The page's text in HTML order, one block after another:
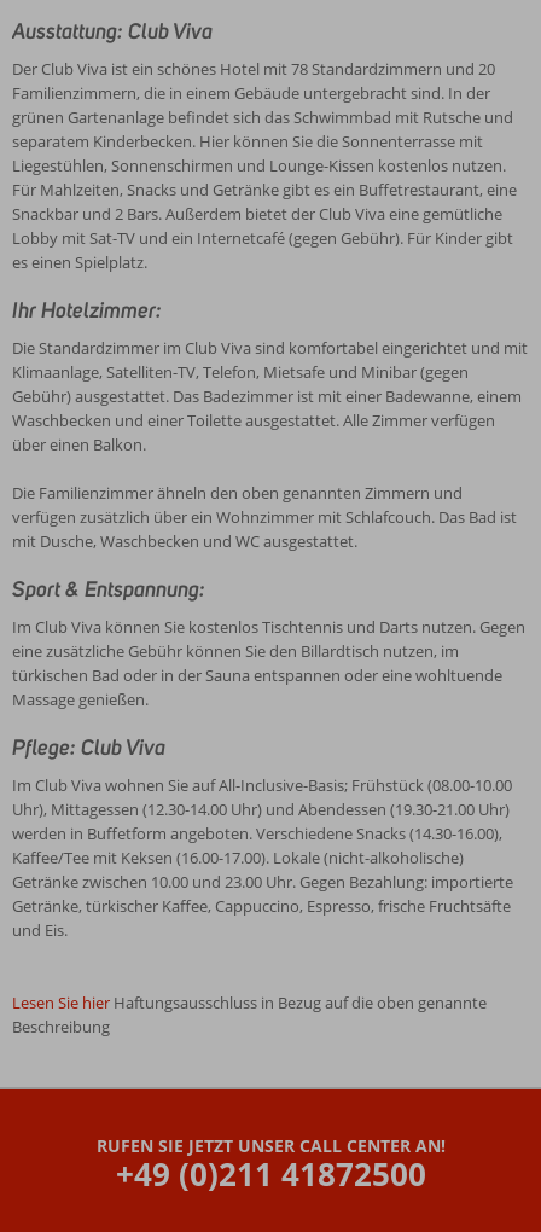
Ausstattung: Club Viva
Der Club Viva ist ein schönes Hotel mit 78 Standardzimmern und 20
Familienzimmern, die in einem Gebäude untergebracht sind. In der
grünen Gartenanlage befindet sich das Schwimmbad mit Rutsche und
separatem Kinderbecken. Hier können Sie die Sonnenterrasse mit
Liegestühlen, Sonnenschirmen und Lounge-Kissen kostenlos nutzen.
Für Mahlzeiten, Snacks und Getränke gibt es ein Buffetrestaurant, eine
Snackbar und 2 Bars. Außerdem bietet der Club Viva eine gemütliche
Lobby mit Sat-TV und ein Internetcafé (gegen Gebühr). Für Kinder gibt
es einen Spielplatz.
Ihr Hotelzimmer:
Die Standardzimmer im Club Viva sind komfortabel eingerichtet und mit
Klimaanlage, Satelliten-TV, Telefon, Mietsafe und Minibar (gegen
Gebühr) ausgestattet. Das Badezimmer ist mit einer Badewanne, einem
Waschbecken und einer Toilette ausgestattet. Alle Zimmer verfügen
über einen Balkon.
Die Familienzimmer ähneln den oben genannten Zimmern und
verfügen zusätzlich über ein Wohnzimmer mit Schlafcouch. Das Bad ist
mit Dusche, Waschbecken und WC ausgestattet.
Sport & Entspannung:
Im Club Viva können Sie kostenlos Tischtennis und Darts nutzen. Gegen
eine zusätzliche Gebühr können Sie den Billardtisch nutzen, im
türkischen Bad oder in der Sauna entspannen oder eine wohltuende
Massage genießen.
Pflege: Club Viva
Im Club Viva wohnen Sie auf All-Inclusive-Basis; Frühstück (08.00-10.00
Uhr), Mittagessen (12.30-14.00 Uhr) und Abendessen (19.30-21.00 Uhr)
werden in Buffetform angeboten. Verschiedene Snacks (14.30-16.00),
Kaffee/Tee mit Keksen (16.00-17.00). Lokale (nicht-alkoholische)
Getränke zwischen 10.00 und 23.00 Uhr. Gegen Bezahlung: importierte
Getränke, türkischer Kaffee, Cappuccino, Espresso, frische Fruchtsäfte
und Eis.
Lesen Sie hier Haftungsausschluss in Bezug auf die oben genannte
Beschreibung
RUFEN SIE JETZT UNSER CALL CENTER AN!
+49 (0)211 41872500